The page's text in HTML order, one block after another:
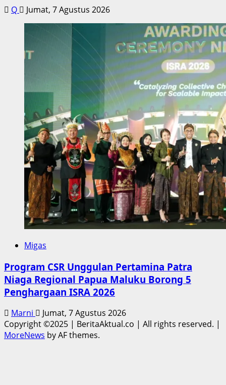
Q Jumat, 7 Agustus 2026
Migas
Program CSR Unggulan Pertamina Patra
Niaga Regional Papua Maluku Borong 5
Penghargaan ISRA 2026
Marni
Jumat, 7 Agustus 2026
Copyright ©2025 | BeritaAktual.co | All rights reserved. |
MoreNews by AF themes.